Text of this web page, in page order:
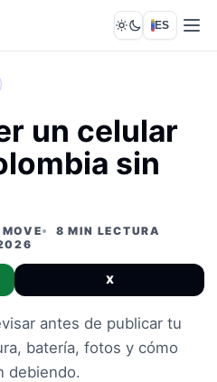
Lights out
ES
un celular
sin
8 MIN LECTURA
X
antes de publicar tu
batería, fotos y cómo
debiendo.